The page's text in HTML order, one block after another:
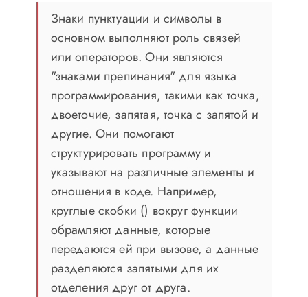
Знаки пунктуации и символы в
основном выполняют роль связей
или операторов. Они являются
"знаками препинания" для языка
программирования, такими как точка,
двоеточие, запятая, точка с запятой и
другие. Они помогают
структурировать программу и
указывают на различные элементы и
отношения в коде. Например,
круглые скобки () вокруг функции
обрамляют данные, которые
передаются ей при вызове, а данные
разделяются запятыми для их
отделения друг от друга.